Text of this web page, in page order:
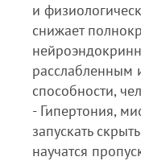
и
снижает
расслабленным
способности,
- Гипертония,
запускать
научатся